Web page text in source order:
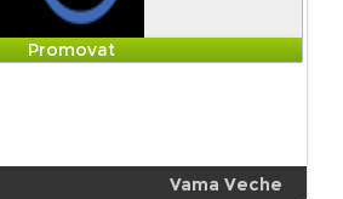
Promovat
Vama Veche